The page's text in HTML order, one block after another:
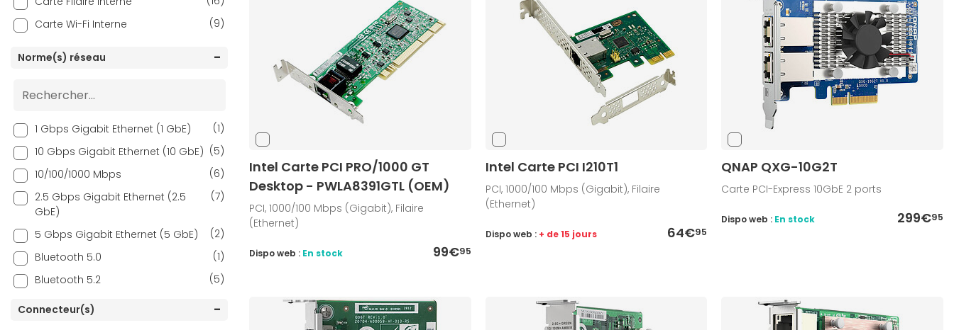
Carte Wi-Fi Interne
(9)
Norme(s) réseau
1 Gbps Gigabit Ethernet (1 GbE)
(1)
10 Gbps Gigabit Ethernet (10 GbE) (5)
10/100/1000 Mbps
(6)
2.5 Gbps Gigabit Ethernet (2.5
GbE)
(7)
5 Gbps Gigabit Ethernet (5 GbE)
(2)
Bluetooth 5.0
(1)
Bluetooth 5.2
(5)
Bluetooth 5.4
Connecteur(s)
Intel Carte PCI PRO/1000 GT
Desktop - PWLA8391GTL (OEM)
PCI, 1000/100 Mbps (Gigabit), Filaire
(Ethernet)
99€95
Dispo web : En stock
Intel Carte PCI I210T1
PCI, 1000/100 Mbps (Gigabit), Filaire
(Ethernet)
64€95
Dispo web : + de 15 jours
QNAP QXG-10G2T
Carte PCI-Express 10GbE 2 ports
299€95
Dispo web : En stock